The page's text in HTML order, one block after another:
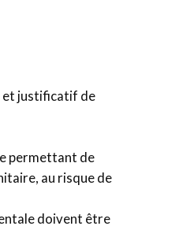
et justificatif de
permettant de
au risque de
doivent être